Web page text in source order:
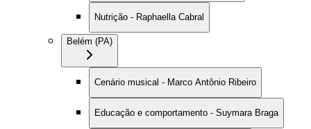
Nutrição - Raphaella Cabral
Belém (PA)
Cenário musical - Marco Antônio Ribeiro
Educação e comportamento - Suymara Braga